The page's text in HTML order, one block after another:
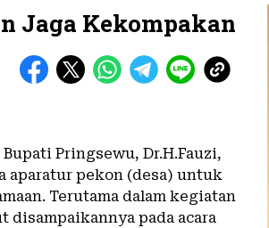
Jaga Kekompakan
Pringsewu, Dr.H.Fauzi,
aparatur pekon (desa) untuk
Terutama dalam kegiatan
disampaikannya pada acara